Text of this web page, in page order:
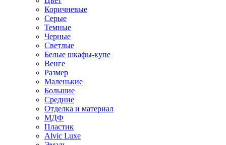
Коричневые
Серые
Темные
Черные
Светлые
Белые шкафы-купе
Венге
Размер
Маленькие
Большие
Средние
Отделка и материал
МДФ
Пластик
Alvic Luxe